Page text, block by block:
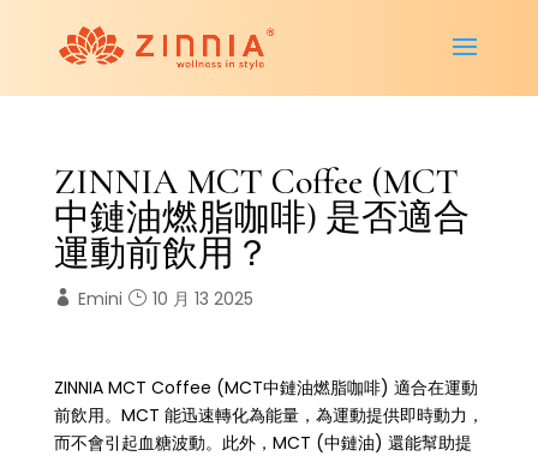
ZINNIA MCT Coffee (MCT
中鏈油燃脂咖啡) 是否適合
運動前飲用？
Emini 10 月 13 2025
ZINNIA MCT Coffee (MCT中鏈油燃脂咖啡) 適合在運動
前飲用。MCT 能迅速轉化為能量，為運動提供即時動力，
而不會引起血糖波動。此外，MCT (中鏈油) 還能幫助提